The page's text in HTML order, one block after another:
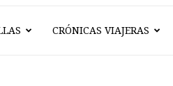
CRÓNICAS VIAJERAS